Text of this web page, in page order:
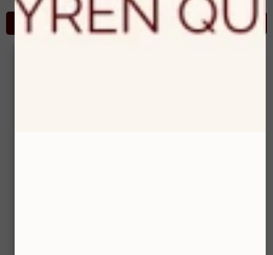
Meer over de huidverzorgende gezichtsbehandelingen